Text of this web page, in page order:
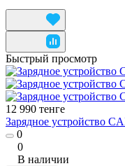
Быстрый просмотр
12 990 тенге
Зарядное устройство
0
0
В наличии